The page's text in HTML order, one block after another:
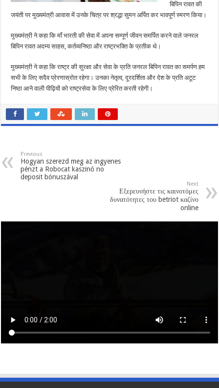
चित्र
पर
अर्पित
कर
बिपिन रावत की
जयंती पर मुख्यमंत्री आवास में उनके चित्र पर श्रद्धा सुमन अर्पित कर भावपूर्ण स्मरण किया।
मुख्यमंत्री ने कहा कि माँ भारती की सेवा में अपना सम्पूर्ण जीवन समर्पित करने वाले जनरल
बिपिन रावत अदम्य साहस, कर्तव्यनिष्ठा और राष्ट्रभक्ति के प्रतीक थे।
मुख्यमंत्री ने कहा कि राष्ट्र की सुरक्षा और सेवा के प्रति जनरल बिपिन रावत का समर्पण हम
सभी के लिए सदैव प्रेरणास्रोत रहेगा। उनका नेतृत्व, दूरदर्शिता और देश के प्रति अटूट
निष्ठा आने वाली पीढ़ियों को राष्ट्रसेवा के लिए प्रेरित करती रहेगी।
Previous
Hogyan szerezd meg az ingyenes
pénzt a Robocat kaszinó no
deposit bónuszával
Next
Εξερευνήστε τις καινοτόμες
δυνατότητες του betriot καζίνο
online